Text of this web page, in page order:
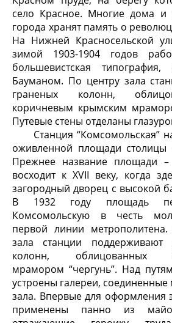
село Красное. Многие дома и
города хранят память о
На Нижней Красносельской
зимой 1903-1904 годов
большевистская
Бауманом. По центру зала
граненых колонн,
коричневым крымским
Путевые стены отделаны
Станция “Комсомольская”
оживленной площади столицы
Прежнее название площади –
восходит к XVII веку, когда
загородный дворец с высокой
В 1932 году площадь
Комсомольскую в честь
первой линии
зала станции поддерживают
колонн, облицованных
мрамором “чергунь”. Над
устроены галереи,
зала. Впервые для оформления
применены панно из